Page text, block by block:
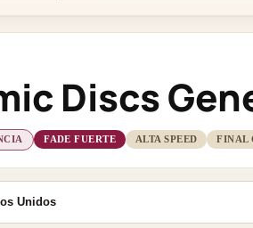
Discs
FADE FUERTE ALTA SPEED FINAL